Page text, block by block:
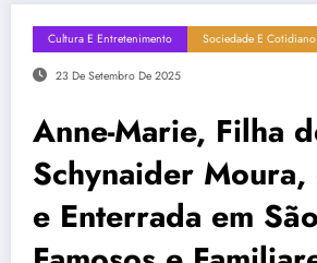
Cultura E Entretenimento Sociedade E Cotidiano
23 De Setembro De 2025
Anne-Marie, Filha
Schynaider Moura,
e Enterrada em